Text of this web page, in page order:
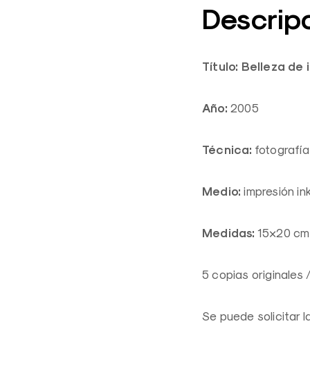
Título: Belleza de
Año: 2005
Técnica:
Medio: impresión
Medidas: 15×20 cm
5 copias originales
Se puede solicitar